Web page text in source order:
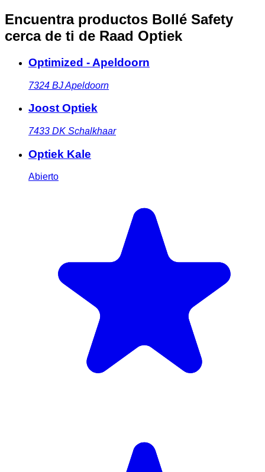
Encuentra productos Bollé Safety
cerca de ti de Raad Optiek
Optimized - Apeldoorn
7324 BJApeldoorn
Joost Optiek
7433 DK Schalkhaar
Optiek Kale
Abierto